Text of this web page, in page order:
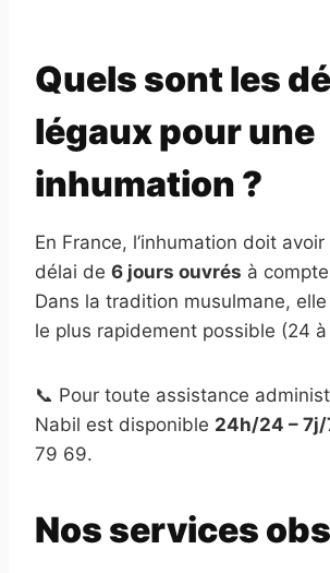
Quels sont les
légaux pour une
inhumation ?
En France, l’inhumation doit
délai de 6 jours ouvrés à
Dans la tradition musulmane,
le plus rapidement possible (24
📞 Pour toute assistance
Nabil est disponible 24h/24 – 7j/
79 69.
Nos services